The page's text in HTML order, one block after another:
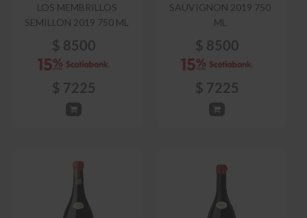
LOS MEMBRILLOS
SEMILLON 2019 750 ML
$ 8500
$ 7225
SAUVIGNON 2019 750
ML
$ 8500
$ 7225